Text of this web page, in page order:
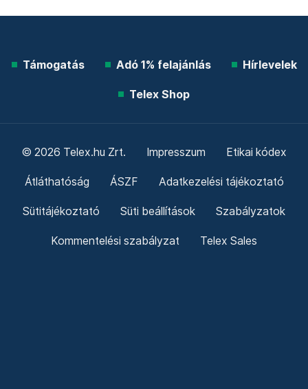
Támogatás Adó 1% felajánlás Hírlevelek
Telex Shop
© 2026 Telex.hu Zrt. Impresszum Etikai kódex
Átláthatóság ÁSZF Adatkezelési tájékoztató
Sütitájékoztató Süti beállítások Szabályzatok
Kommentelési szabályzat Telex Sales